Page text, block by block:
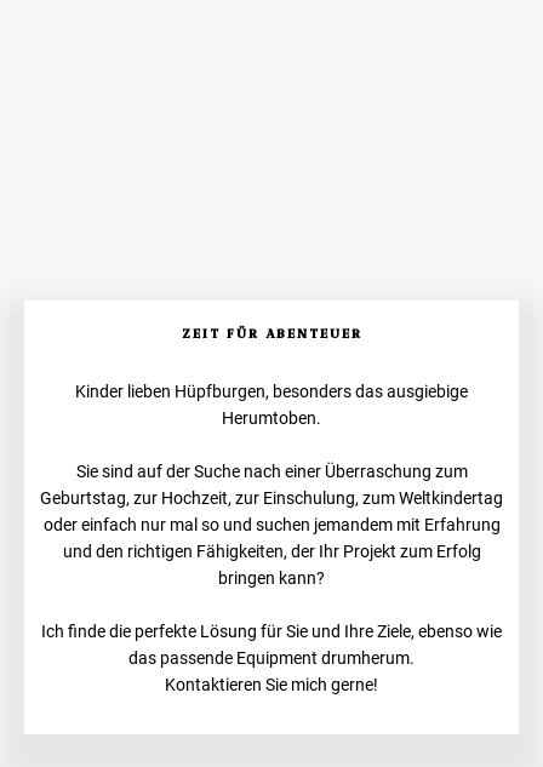
ZEIT FÜR ABENTEUER
Kinder lieben Hüpfburgen, besonders das ausgiebige
Herumtoben.
Sie sind auf der Suche nach einer Überraschung zum
Geburtstag, zur Hochzeit, zur Einschulung, zum Weltkindertag
oder einfach nur mal so und suchen jemandem mit Erfahrung
und den richtigen Fähigkeiten, der Ihr Projekt zum Erfolg
bringen kann?
Ich finde die perfekte Lösung für Sie und Ihre Ziele, ebenso wie
das passende Equipment drumherum.
Kontaktieren Sie mich gerne!